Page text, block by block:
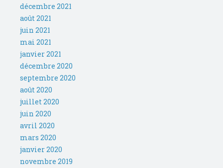
décembre 2021
août 2021
juin 2021
mai 2021
janvier 2021
décembre 2020
septembre 2020
août 2020
juillet 2020
juin 2020
avril 2020
mars 2020
janvier 2020
novembre 2019